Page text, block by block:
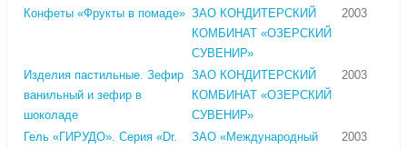
Конфеты «Фрукты в помаде» ЗАО КОНДИТЕРСКИЙ
КОМБИНАТ «ОЗЕРСКИЙ
СУВЕНИР»
2003
Изделия пастильные. Зефир
ванильный и зефир в
шоколаде
ЗАО КОНДИТЕРСКИЙ
КОМБИНАТ «ОЗЕРСКИЙ
СУВЕНИР»
2003
Гель «ГИРУДО». Серия «Dr.
ЗАО «Международный
2003